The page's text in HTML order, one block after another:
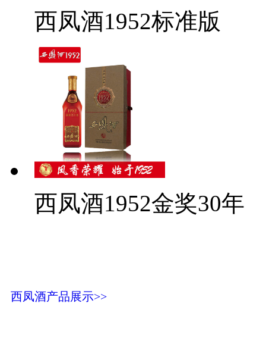
西凤酒1952标准版
西凤酒1952金奖30年
西凤酒产品展示>>